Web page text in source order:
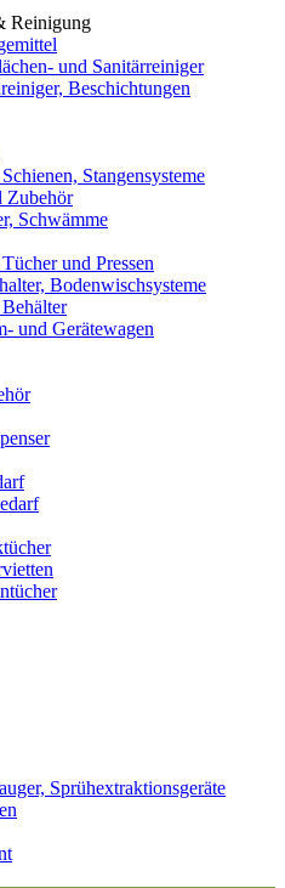
Reinigung
und Sanitärreiniger
Beschichtungen
Stangensysteme
Zubehör
Schwämme
und Pressen
Bodenwischsysteme
und Gerätewagen
Sprühextraktionsgeräte